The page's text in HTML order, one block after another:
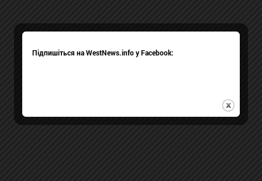
Підпишіться на WestNews.info у Facebook: